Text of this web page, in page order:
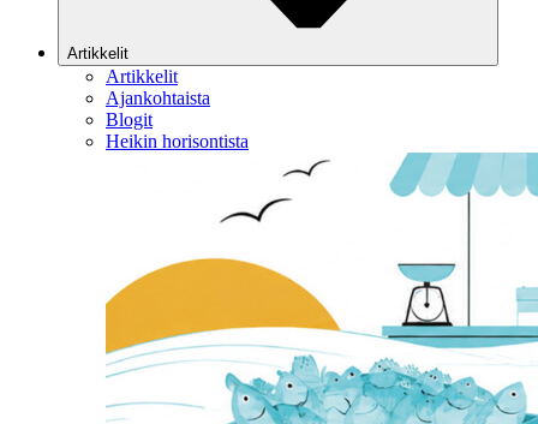
Artikkelit
Artikkelit
Ajankohtaista
Blogit
Heikin horisontista